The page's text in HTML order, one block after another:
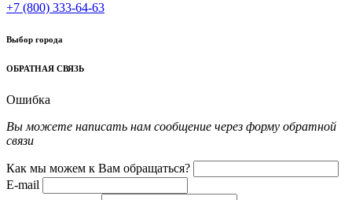
+7 (800) 333-64-63
Выбор города
ОБРАТНАЯ СВЯЗЬ
Ошибка
Вы можете написать нам сообщение через форму обратной
связи
Как мы можем к Вам обращаться?
E-mail